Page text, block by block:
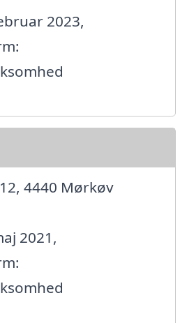
2023,
4440 Mørkøv
2021,